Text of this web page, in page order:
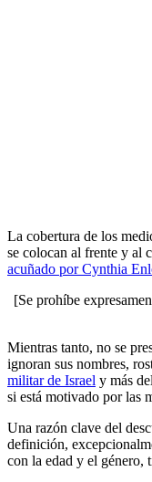
La cobertura de los
se colocan al frente y al
acuñado por Cynthia
[Se prohíbe
Mientras tanto, no se
ignoran sus nombres,
militar de Israel y más
si está motivado por las
Una razón clave del
definición,
con la edad y el género,